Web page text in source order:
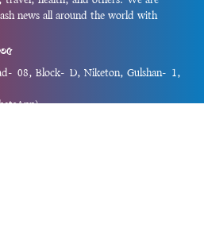
news all around the world with
08, Block-D, Niketon, Gulshan-1,